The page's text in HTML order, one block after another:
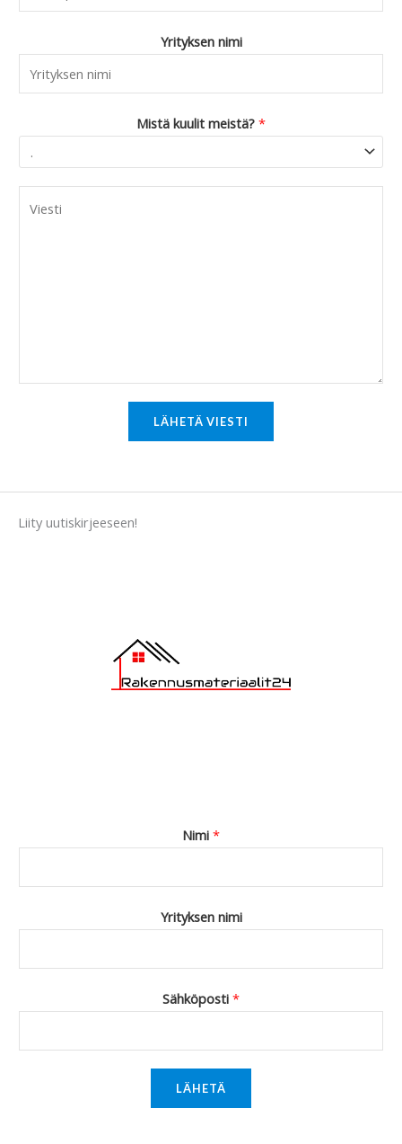
Yrityksen nimi
Mistä kuulit meistä? *
s
LÄHETÄ VIESTI
Liity uutiskirjeeseen!
Nimi *
Yrityksen nimi
Sähköposti *
LÄHETÄ